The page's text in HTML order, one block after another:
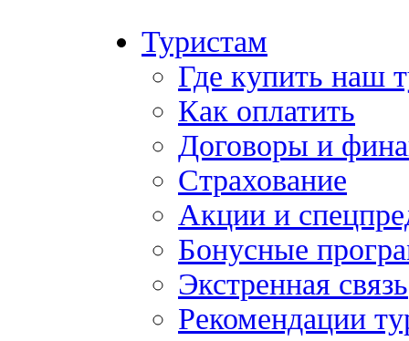
Туристам
Где купить наш
Как оплатить
Договоры и
Страхование
Акции и
Бонусные
Экстренная связь
Рекомендации